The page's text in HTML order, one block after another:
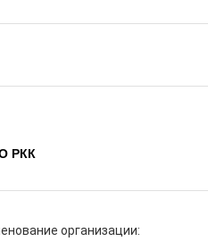
РКК
организации: